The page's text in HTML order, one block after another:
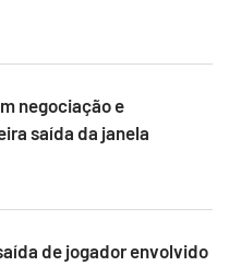
negociação e
saída da janela
de jogador envolvido